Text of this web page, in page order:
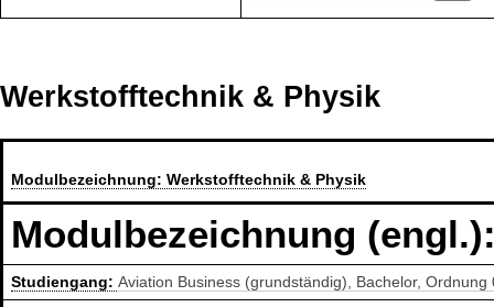
Werkstofftechnik & Physik
Modulbezeichnung:Werkstofftechnik & Physik
Modulbezeichnung
Studiengang:Aviation Business (grundständig), Bachelor, Ordnung